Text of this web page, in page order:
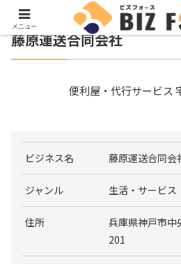
藤原運送合同会社
便利屋・代行サービス
ビジネス名 藤原運送合同会
ジャンル 生活・サービス
住所
兵庫県神戸市中
201
メニュー